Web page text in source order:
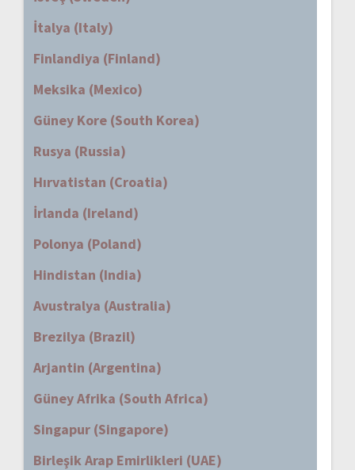
İtalya (Italy)
Finlandiya (Finland)
Meksika (Mexico)
Güney Kore (South Korea)
Rusya (Russia)
Hırvatistan (Croatia)
İrlanda (Ireland)
Polonya (Poland)
Hindistan (India)
Avustralya (Australia)
Brezilya (Brazil)
Arjantin (Argentina)
Güney Afrika (South Africa)
Singapur (Singapore)
Birleşik Arap Emirlikleri (UAE)